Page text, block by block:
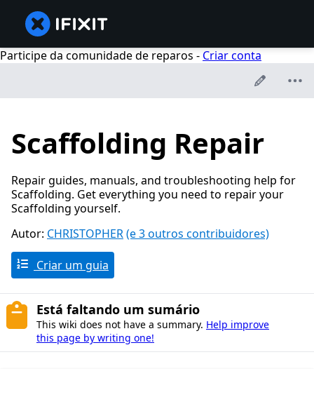
Participe da comunidade de reparos - Criar conta
Scaffolding Repair
Repair guides, manuals, and troubleshooting help for
Scaffolding. Get everything you need to repair your
Scaffolding yourself.
Autor: CHRISTOPHER(e 3 outros contribuidores)
Criar um guia
Está faltando um sumário
This wiki does not have a summary. Help improve
this page by writing one!